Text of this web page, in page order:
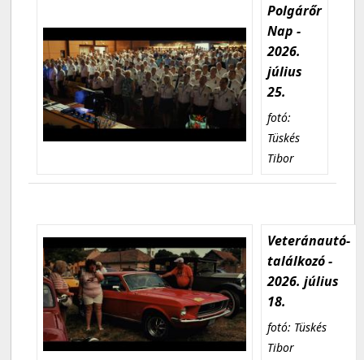
Polgárőr
Nap -
2026.
július
25.
fotó:
Tüskés
Tibor
Veteránautó-
találkozó -
2026. július
18.
fotó: Tüskés
Tibor